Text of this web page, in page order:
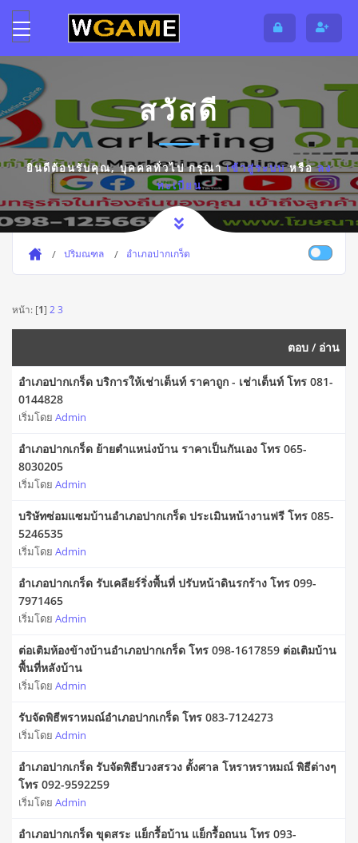
สวัสดี
ยินดีต้อนรับคุณ,บุคคลทั่วไปกรุณาเข้าสู่ระบบหรือลง
ทะเบียน
ปริมณฑล อำเภอปากเกร็ด
หน้า: [1] 2 3
ตอบ / อ่าน
อำเภอปากเกร็ด บริการให้เช่าเต็นท์ ราคาถูก - เช่าเต็นท์ โทร 081-
0144828
เริ่มโดย Admin
อำเภอปากเกร็ด ย้ายตำแหน่งบ้าน ราคาเป็นกันเอง โทร 065-
8030205
เริ่มโดย Admin
บริษัทซ่อมแซมบ้านอำเภอปากเกร็ด ประเมินหน้างานฟรี โทร 085-
5246535
เริ่มโดย Admin
อำเภอปากเกร็ด รับเคลียร์ริ่งพื้นที่ ปรับหน้าดินรกร้าง โทร 099-
7971465
เริ่มโดย Admin
ต่อเติมห้องข้างบ้านอำเภอปากเกร็ด โทร 098-1617859 ต่อเติมบ้าน
พื้นที่หลังบ้าน
เริ่มโดย Admin
รับจัดพิธีพราหมณ์อำเภอปากเกร็ด โทร 083-7124273
เริ่มโดย Admin
อำเภอปากเกร็ด รับจัดพิธีบวงสรวง ตั้งศาล โหราหราหมณ์ พิธีต่างๆ
โทร 092-9592259
เริ่มโดย Admin
อำเภอปากเกร็ด ขุดสระ แย็กรื้อบ้าน แย็กรื้อถนน โทร 093-